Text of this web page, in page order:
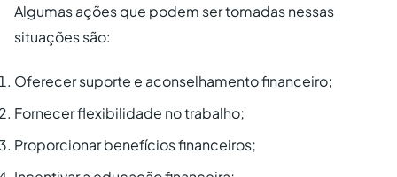
Algumas ações que podem ser tomadas nessas
situações são:
Oferecer suporte e aconselhamento financeiro;
Fornecer flexibilidade no trabalho;
Proporcionar benefícios financeiros;